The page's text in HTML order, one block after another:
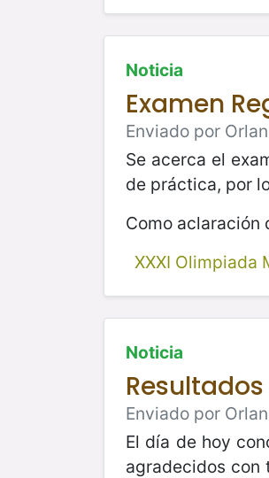
Noticia
Examen
Enviado por
Se acerca el
de práctica, por
Como aclaración
XXXI Olimpiada
Noticia
Enviado por
El día de hoy
agradecidos con